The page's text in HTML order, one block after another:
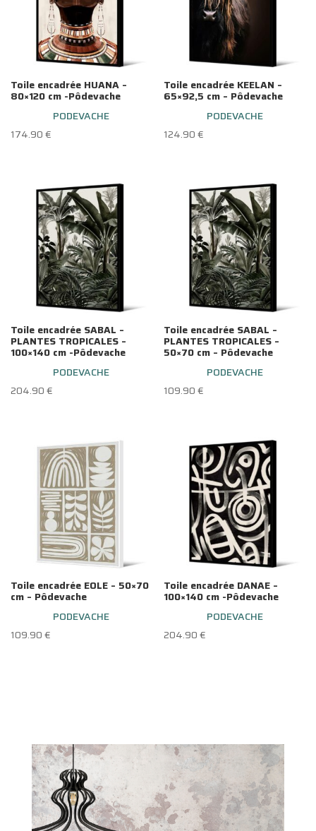
Toile encadrée HUANA –
80×120 cm -Pôdevache
PODEVACHE
174.90€
Toile encadrée KEELAN –
65×92,5 cm – Pôdevache
PODEVACHE
124.90€
Toile encadrée SABAL –
PLANTES TROPICALES –
100×140 cm -Pôdevache
PODEVACHE
204.90€
Toile encadrée SABAL –
PLANTES TROPICALES –
50×70 cm – Pôdevache
PODEVACHE
109.90€
Toile encadrée EOLE – 50×70
cm – Pôdevache
PODEVACHE
109.90€
Toile encadrée DANAE –
100×140 cm -Pôdevache
PODEVACHE
204.90€